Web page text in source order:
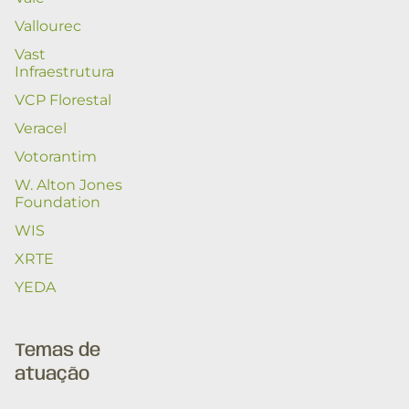
Vallourec
Vast
Infraestrutura
VCP Florestal
Veracel
Votorantim
W. Alton Jones
Foundation
WIS
XRTE
YEDA
Temas de
atuação